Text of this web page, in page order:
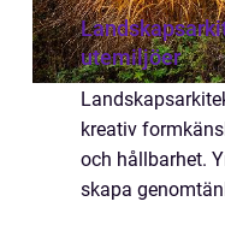
utemiljöer
kreativ
och hållbarhet.
skapa